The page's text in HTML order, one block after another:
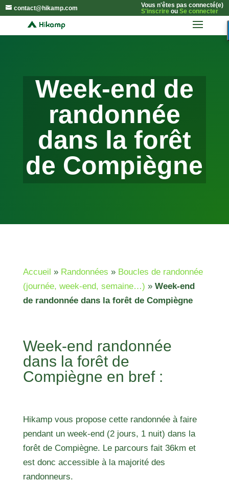
contact@hikamp.com
Vous n'êtes pas connecté(e)
S'inscrireou Se connecter
Week-end de
randonnée
dans la forêt
de Compiègne
Accueil » Randonnées » Boucles de randonnée
(journée, week-end, semaine…) » Week-end
de randonnée dans la forêt de Compiègne
Week-end randonnée
dans la forêt de
Compiègne en bref :
Hikamp vous propose cette randonnée à faire
pendant un week-end (2 jours, 1 nuit) dans la
forêt de Compiègne. Le parcours fait 36km et
est donc accessible à la majorité des
randonneurs.